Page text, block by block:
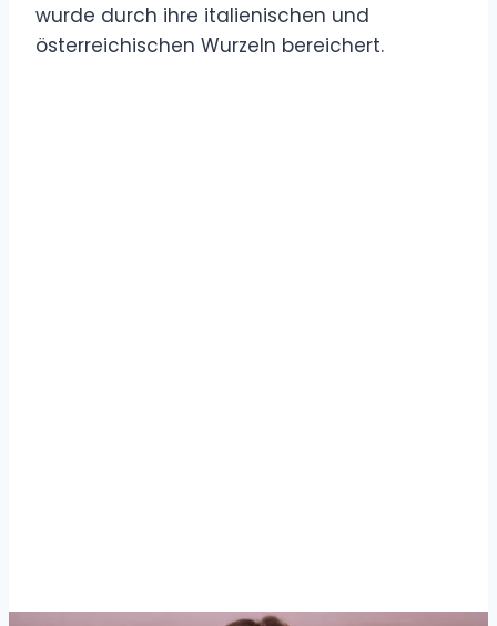
wurde durch ihre italienischen und
österreichischen Wurzeln bereichert.